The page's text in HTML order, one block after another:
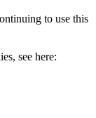
to use this
see here: